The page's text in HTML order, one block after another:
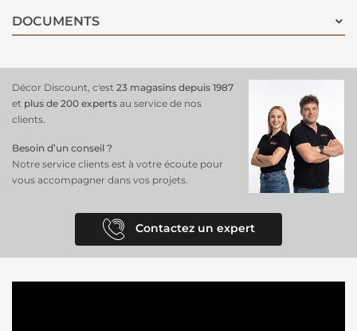
DOCUMENTS
Décor Discount, c'est 23 magasins depuis 1987
et plus de 200 experts au service de nos
clients.
Besoin d’un conseil ?
Notre service clients est à votre écoute pour
vous accompagner dans vos projets.
Contactez un expert